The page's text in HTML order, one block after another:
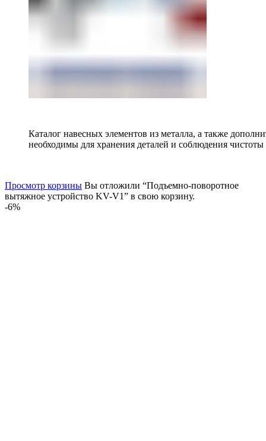
Каталог навесных элементов из металла, а также
необходимы для хранения деталей и соблюдения чистоты
Просмотр корзины Вы отложили “Подъемно-поворотное
вытяжное устройство KV-V1” в свою корзину.
-6%